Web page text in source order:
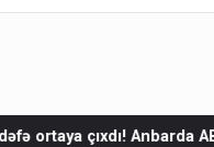
ABŞ və İsrail silahları